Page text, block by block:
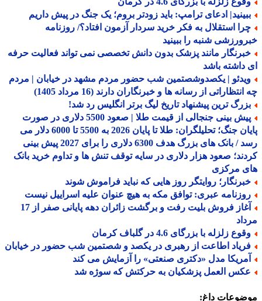
ادعای ترامپ: باید زودتر بروم؛ یک جنگ در پیش داریم
استقلال به فکر خرید سردار آزمون افتاد؟/ روزنامه
شنبه را ببینید
مانند پزشک بدون دانش تخصصی نمی تواند فعالیت حرفه
داشته باشد
| یکصدوشصتمین شب حضور مردم مشهد در خیابان | مردم
از رسانه ها و خبرنگاران دارند (16 مرداد 1405)
ترین پیشنهاد تاریخ لیگ برتر انگلیس رد شد!
پیش بینی جنجالی از قیمت طلا | صعود 5500 دلاری در صورت
پایان جنگ؛ تحلیلگران: طلا تا پایان 2026 به 5500 تا 6000 دلار می
رسد / بانک های بزرگ هدف 6300 دلاری را برای 2027 پیش بینی
صعود هزار دلاری در سایه توقف تنش ها و تداوم خرید بانک
مرکزی
روایتگر روز هایی که نباید فراموش شوند
عبری: توافق مکه به هیچ عنوان علیه اسراییل نیست
آغاز فروش بلیت رفت و برگشت زائران دهه پایانی صفر از 17
زلزله با بزرگای 4.6 در گلباف کرمان
اطاعت از رهبری در یکصد و شصتمین شب حضور در خیابان
مدل «دکتری صنعتی» را آزمایش می کند
العمل پزشکیان به حرکتش که سوژه شد
داغ: